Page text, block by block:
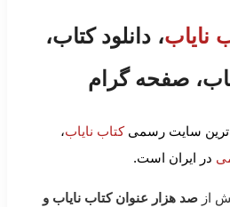
نایاب، دانلود کتاب،
صفحه گرام
سایت رسمیکتاب نایاب،
در ایران است.
از صد هزار عنوان کتاب نایاب و